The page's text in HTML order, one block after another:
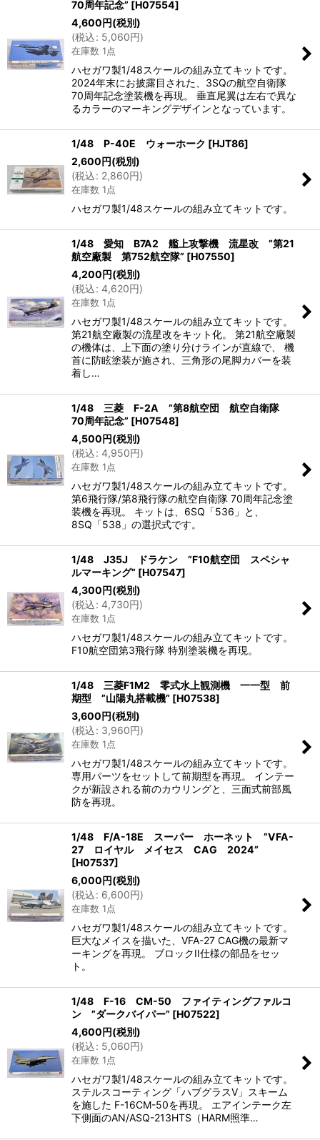
70周年記念” [H07554]
4,600円(税別)
(税込: 5,060円)
在庫数 1点
ハセガワ製1/48スケールの組み立てキットです。
2024年末にお披露目された、3SQの航空自衛隊
70周年記念塗装機を再現。 垂直尾翼は左右で異な
るカラーのマーキングデザインとなっています。
1/48 P-40E ウォーホーク [HJT86]
2,600円(税別)
(税込: 2,860円)
在庫数 1点
ハセガワ製1/48スケールの組み立てキットです。
1/48 愛知 B7A2 艦上攻撃機 流星改 ”第21
航空廠製 第752航空隊” [H07550]
4,200円(税別)
(税込: 4,620円)
在庫数 1点
ハセガワ製1/48スケールの組み立てキットです。
第21航空廠製の流星改をキット化。 第21航空廠製
の機体は、上下面の塗り分けラインが直線で、 機
首に防眩塗装が施され、三角形の尾脚カバーを装
着し…
1/48 三菱 F-2A ”第8航空団 航空自衛隊
70周年記念” [H07548]
4,500円(税別)
(税込: 4,950円)
在庫数 1点
ハセガワ製1/48スケールの組み立てキットです。
第6飛行隊/第8飛行隊の航空自衛隊 70周年記念塗
装機を再現。 キットは、6SQ「536」と、
8SQ「538」の選択式です。
1/48 J35J ドラケン ”F10航空団 スペシャ
ルマーキング” [H07547]
4,300円(税別)
(税込: 4,730円)
在庫数 1点
ハセガワ製1/48スケールの組み立てキットです。
F10航空団第3飛行隊 特別塗装機を再現。
1/48 三菱F1M2 零式水上観測機 一一型 前
期型 ”山陽丸搭載機” [H07538]
3,600円(税別)
(税込: 3,960円)
在庫数 1点
ハセガワ製1/48スケールの組み立てキットです。
専用パーツをセットして前期型を再現。 インテー
クが新設される前のカウリングと、三面式前部風
防を再現。
1/48 F/A-18E スーパー ホーネット ”VFA-
27 ロイヤル メイセス CAG 2024”
[H07537]
6,000円(税別)
(税込: 6,600円)
在庫数 1点
ハセガワ製1/48スケールの組み立てキットです。
巨大なメイスを描いた、VFA-27 CAG機の最新マ
ーキングを再現。 ブロックII仕様の部品をセッ
ト。
1/48 F-16 CM-50 ファイティングファルコ
ン ”ダークバイパー” [H07522]
4,600円(税別)
(税込: 5,060円)
在庫数 1点
ハセガワ製1/48スケールの組み立てキットです。
ステルスコーティング「ハブグラスV」スキーム
を施した F-16CM-50を再現。 エアインテーク左
下側面のAN/ASQ-213HTS（HARM照準…